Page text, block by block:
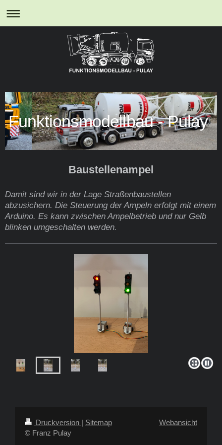
Funktionsmodellbau - Pulay
Baustellenampel
Damit sind wir in der Lage Straßenbaustellen
abzusichern. Die Steuerung der Ampeln erfolgt mit einem
Arduino. Es kann zwischen Ampelbetrieb und nur Gelb
blinken umgeschalten werden.
Druckversion | Sitemap
© Franz Pulay
Webansicht